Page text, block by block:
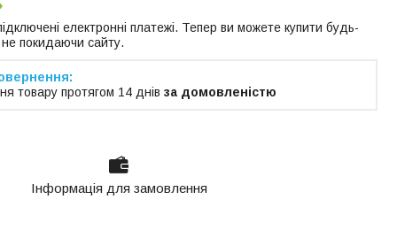
електронні платежі. Тепер ви можете купити будь-
покидаючи сайту.
товару протягом 14 днів за домовленістю
Інформація для замовлення